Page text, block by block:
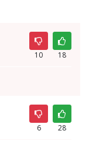
10 18
6 28